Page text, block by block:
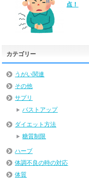
点！
カテゴリー
うがい関連
その他
サプリ
バストアップ
ダイエット方法
糖質制限
ハーブ
体調不良の時の対応
体質